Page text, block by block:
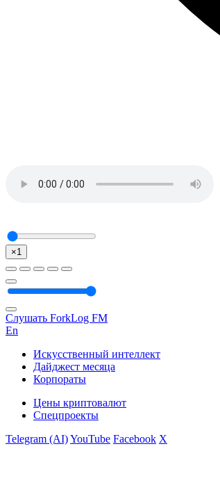
×1
Слушать ForkLog FM
En
Искусственный интеллект
Дайджест месяца
Корпораты
Цены криптовалют
Спецпроекты
Telegram (AI)YouTube Facebook X